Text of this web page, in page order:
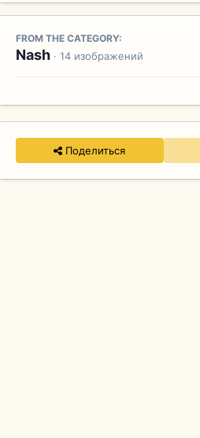
FROM THE CATEGORY:
Nash · 14 изображений
Поделиться